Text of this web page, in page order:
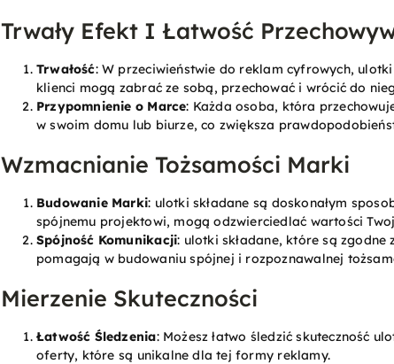
Trwały Efekt I Łatwość
Trwałość: W przeciwieństwie do reklam cyfrowych,
klienci mogą zabrać ze sobą, przechować i wrócić do
Przypomnienie o Marce: Każda osoba, która
w swoim domu lub biurze, co zwiększa
Wzmacnianie Tożsamości Marki
Budowanie Marki: ulotki składane są doskonałym
spójnemu projektowi, mogą odzwierciedlać wartości
Spójność Komunikacji: ulotki składane, które są
pomagają w budowaniu spójnej i rozpoznawalnej
Mierzenie Skuteczności
Łatwość Śledzenia: Możesz łatwo śledzić skuteczność
oferty, które są unikalne dla tej formy reklamy.